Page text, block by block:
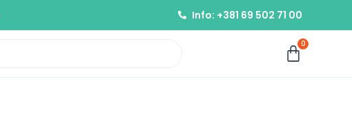
Info: +381 69 502 71 00
0